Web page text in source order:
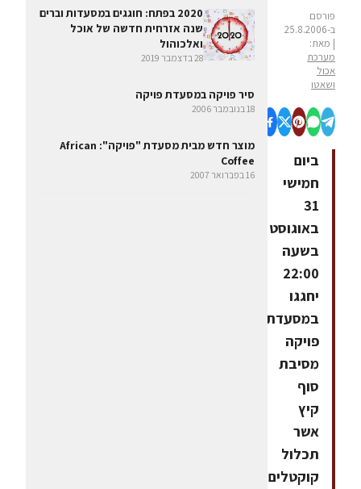
פורסם
ב-25.8.2006
| מאת:
מערכת
אכול
ושאטו
ביום
חמישי
31
באוגוסט
בשעה
22:00
יחגגו
במסעדת
פויקה
מסיבת
סוף
קיץ
אשר
תכלול
קוקטלים
2020 בפתח: חוגגים במסעדות וברים
שנה אזרחית חדשה של אוכל
ואלכוהול
28 בדצמבר 2019
סיר פויקה במסעדת פויקה
18 בנובמבר 2006
מוצר חדש מבית מסעדת "פויקה": African
Coffee
16 בפברואר 2007